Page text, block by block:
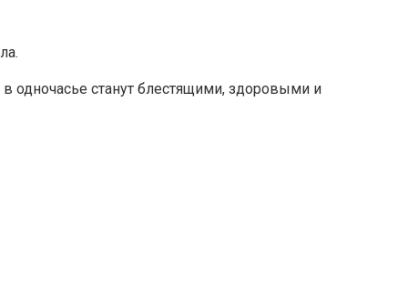
одночасье станут блестящими, здоровыми и